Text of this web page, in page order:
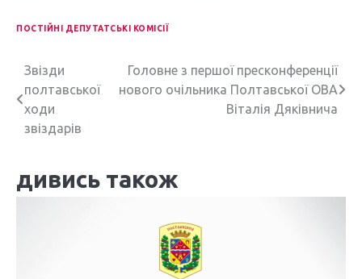
ПОСТІЙНІ ДЕПУТАТСЬКІ КОМІСІЇ
Н
а
в
г
Звізди
полтавської
ходи
звіздарів
Головне з першої пресконференції
нового очільника Полтавської ОВА
Віталія Дяківнича
дивись також